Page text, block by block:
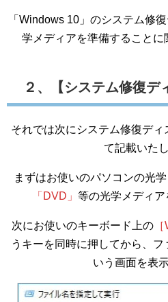
「Windows 10」のシステム修
学メディアを準備することに
２、【システム修復デ
それでは次にシステム修復デ
て記載いたし
まずはお使いのパソコンの光
「DVD」 等の光学メディア
次にお使いのキーボード上の
うキーを同時に押してから、
いう画面を表